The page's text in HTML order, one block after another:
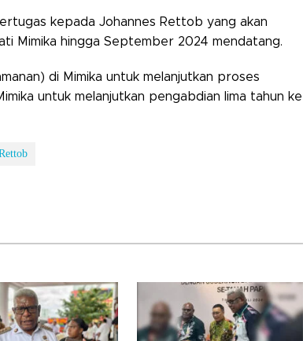
kepada Johannes Rettob yang akan
Mimika hingga September 2024 mendatang.
di Mimika untuk melanjutkan proses
untuk melanjutkan pengabdian lima tahun ke